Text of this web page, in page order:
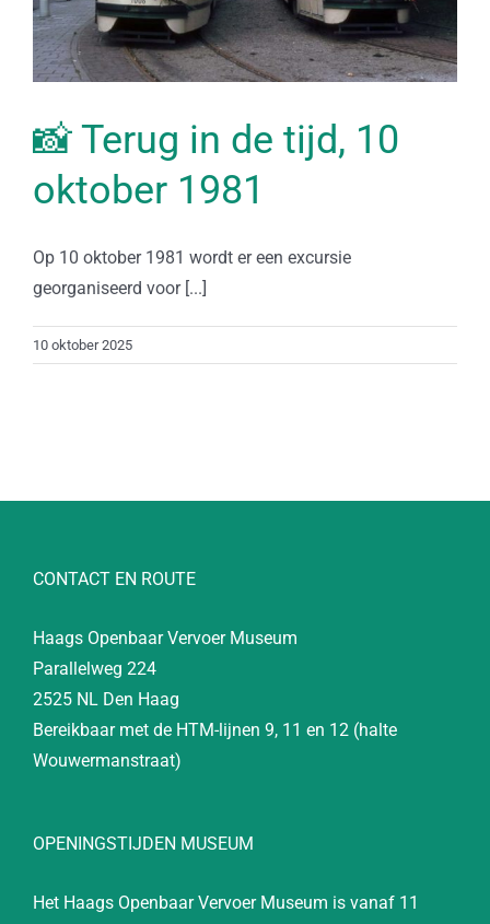
📸 Terug in de tijd, 10
oktober 1981
Op 10 oktober 1981 wordt er een excursie
georganiseerd voor [...]
10 oktober 2025
CONTACT EN ROUTE
Haags Openbaar Vervoer Museum
Parallelweg 224
2525 NL Den Haag
Bereikbaar met de HTM-lijnen 9, 11 en 12 (halte
Wouwermanstraat)
OPENINGSTIJDEN MUSEUM
Het Haags Openbaar Vervoer Museum is vanaf 11